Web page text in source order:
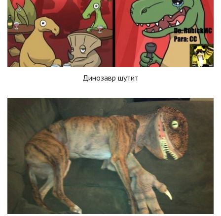
Динозавр шутит